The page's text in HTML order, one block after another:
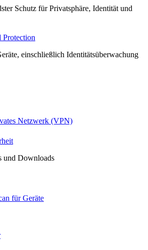
Schutz für Privatsphäre, Identität und
einschließlich Identitätsüberwachung
Netzwerk (VPN)
und Downloads
für Geräte